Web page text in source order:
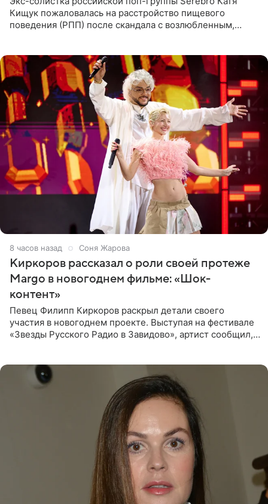
Кищук пожаловалась на расстройство пищевого
поведения (РПП) после скандала с возлюбленным,
8 часов назад Соня Жарова
Киркоров рассказал о роли своей протеже
Margo в новогоднем фильме: «Шок-
контент»
Певец Филипп Киркоров раскрыл детали своего
участия в новогоднем проекте. Выступая на фестивале
«Звезды Русского Радио в Завидово», артист сообщил,